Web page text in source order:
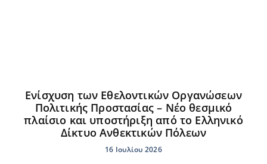
Ενίσχυση των Εθελοντικών Οργανώσεων
Πολιτικής Προστασίας – Νέο θεσμικό
πλαίσιο και υποστήριξη από το Ελληνικό
Δίκτυο Ανθεκτικών Πόλεων
16 Ιουλίου 2026